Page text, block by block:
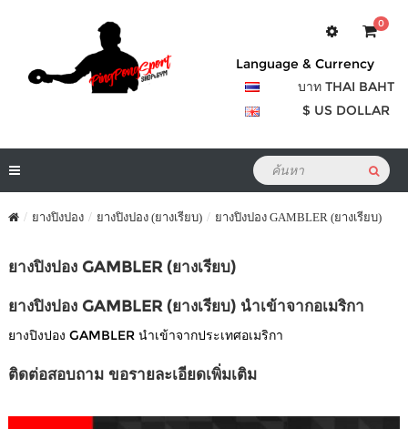
0
Language & Currency
บาท THAI BAHT
$ US DOLLAR
ยางปิงปอง ยางปิงปอง (ยางเรียบ) ยางปิงปอง GAMBLER (ยางเรียบ)
ยางปิงปอง GAMBLER (ยางเรียบ)
ยางปิงปอง GAMBLER (ยางเรียบ) นำเข้าจากอเมริกา
ยางปิงปอง GAMBLER นำเข้าจากประเทศอเมริกา
ติดต่อสอบถาม ขอรายละเอียดเพิ่มเติม